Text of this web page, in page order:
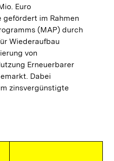
Euro
gefördert im Rahmen
(MAP) durch
Wiederaufbau
von
Erneuerbarer
Dabei
zinsvergünstigte